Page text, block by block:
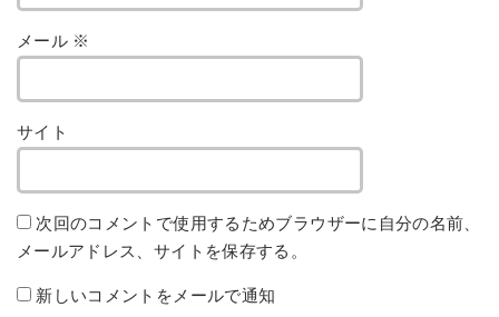
メール ※
サイト
次回のコメントで使用するためブラウザーに自分の名前、
メールアドレス、サイトを保存する。
新しいコメントをメールで通知